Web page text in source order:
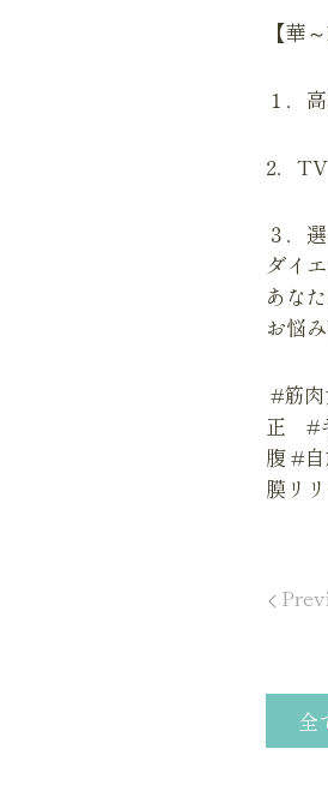
【華
１．
2．
３．
ダイ
あな
お悩
#筋
正 #
腹 #
膜リ
全